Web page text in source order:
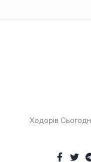
Ходорів